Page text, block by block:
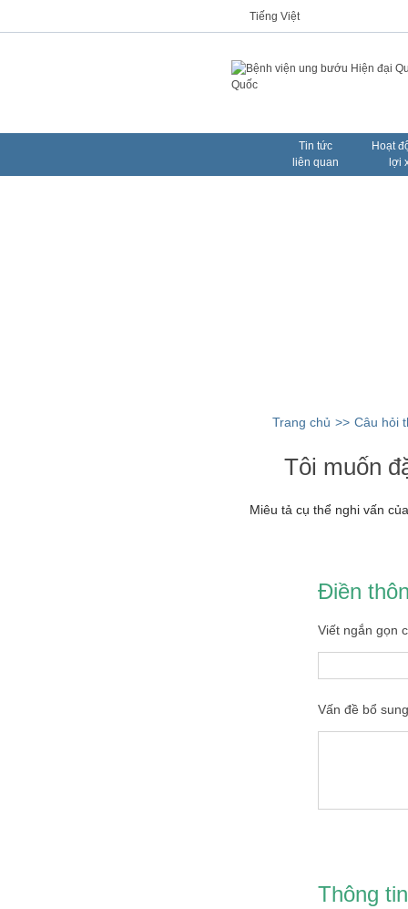
Tiếng Việt
Tin tức
liên quan
Hoạt
lợi
Trang chủ >> Câu hỏi
Tôi muốn
Miêu tả cụ thể nghi vấn
Điền
Viết ngắn gọn
Vấn đề bổ
Thông